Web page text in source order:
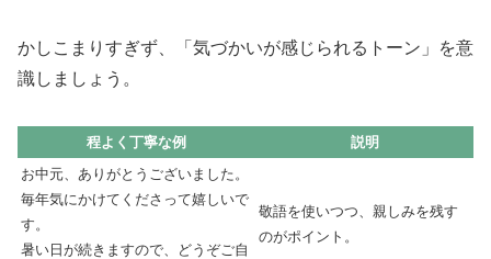
かしこまりすぎず、「気づかいが感じられるトーン」を意
識しましょう。
程よく丁寧な例
説明
お中元、ありがとうございました。
毎年気にかけてくださって嬉しいで
す。
暑い日が続きますので、どうぞご自
敬語を使いつつ、親しみを残す
のがポイント。